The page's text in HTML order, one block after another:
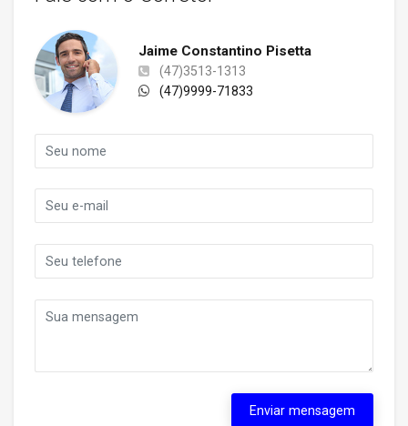
Jaime Constantino Pisetta
(47)3513-1313
(47)9999-71833
Enviar mensagem